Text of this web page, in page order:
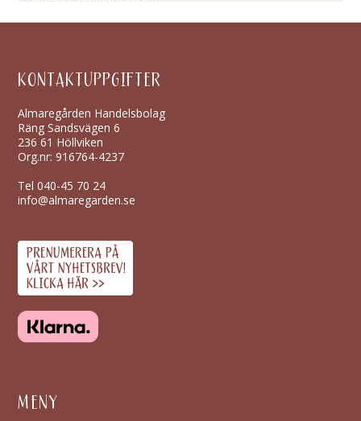
KONTAKTUPPGIFTER
Almaregården Handelsbolag
Räng Sandsvägen 6
236 61 Höllviken
Org.nr: 916764-4237
Tel040-45 70 24
info@almaregarden.se
MENY